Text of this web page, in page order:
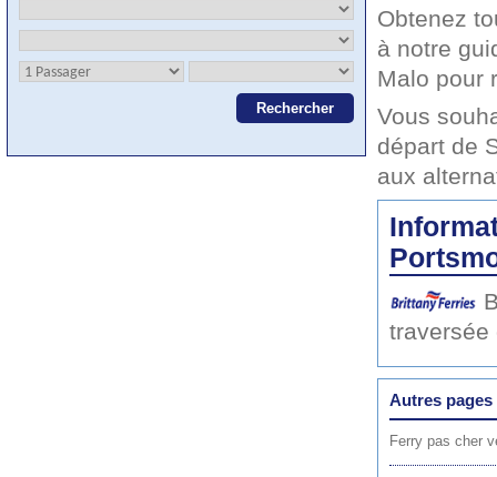
Obtenez
à notre
Malo pour
Vous
départ de
aux
traversée
Autres pages
Ferry pas cher